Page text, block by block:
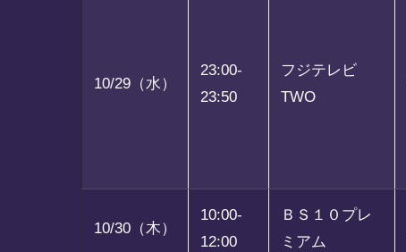
10/29（水）
23:00-
23:50
フジテレビ
TWO
10/30（木）
10:00-
12:00
ＢＳ１０プレ
ミアム